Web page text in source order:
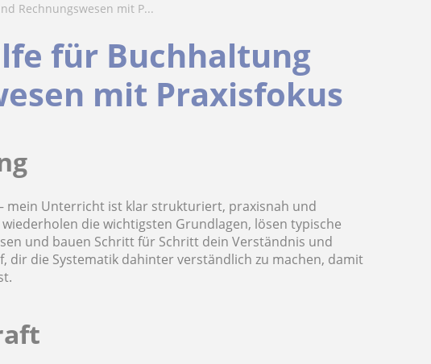
Rechnungswesen mit P...
für Buchhaltung
mit Praxisfokus
mein Unterricht ist klar strukturiert, praxisnah und
die wichtigsten Grundlagen, lösen typische
und bauen Schritt für Schritt dein Verständnis und
dir die Systematik dahinter verständlich zu machen, damit